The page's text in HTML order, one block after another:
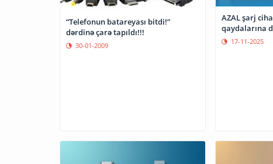
“Telefonun batareyası bitdi!”
dərdinə çarə tapıldı!!!
30-01-2009
AZAL şarj
qaydalarına
17-11-2025